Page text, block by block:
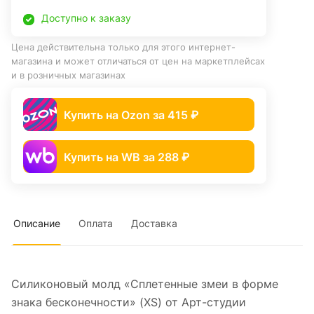
Доступно к заказу
Цена действительна только для этого интернет-
магазина и может отличаться от цен на маркетплейсах
и в розничных магазинах
Купить на Ozon за 415 ₽
Купить на WB за 288 ₽
Описание Оплата Доставка
Силиконовый молд «Сплетенные змеи в форме
знака бесконечности» (XS) от Арт-студии